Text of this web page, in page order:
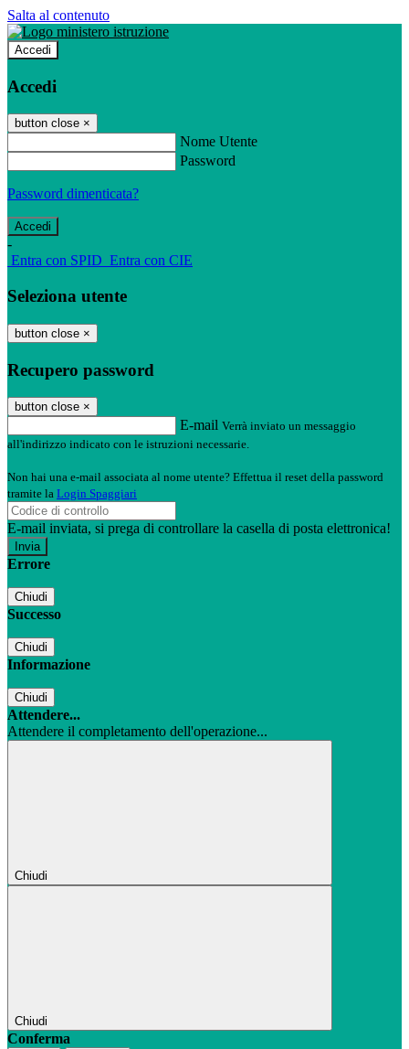
Salta al contenuto
Accedi
Accedi
button close ×
Nome Utente
Password
Password dimenticata?
-
Entra con SPID Entra con CIE
Seleziona utente
button close ×
Recupero password
button close ×
E-mail Verrà inviato un messaggio
all'indirizzo indicato con le istruzioni necessarie.
Non hai una e-mail associata al nome utente? Effettua il reset della password
tramite la Login Spaggiari
E-mail inviata, si prega di controllare la casella di posta elettronica!
Errore
Chiudi
Successo
Chiudi
Informazione
Chiudi
Attendere...
Attendere il completamento dell'operazione...
Chiudi
Chiudi
Conferma